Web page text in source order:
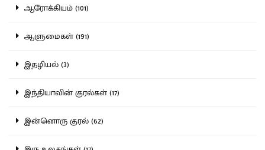
ஆரோக்கியம் (101)
ஆளுமைகள் (191)
இதழியல் (3)
இந்தியாவின் குரல்கள் (17)
இன்னொரு குரல் (62)